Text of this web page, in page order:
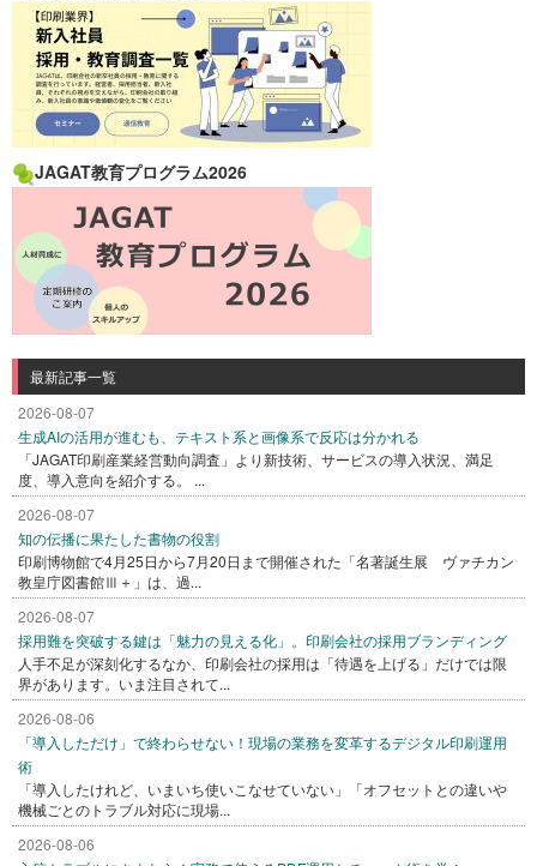
JAGAT教育プログラム2026
最新記事一覧
2026-08-07
生成AIの活用が進むも、テキスト系と画像系で反応は分かれる
「JAGAT印刷産業経営動向調査」より新技術、サービスの導入状況、満足
度、導入意向を紹介する。 ...
2026-08-07
知の伝播に果たした書物の役割
印刷博物館で4月25日から7月20日まで開催された「名著誕生展 ヴァチカン
教皇庁図書館Ⅲ＋」は、過...
2026-08-07
採用難を突破する鍵は「魅力の見える化」。印刷会社の採用ブランディング
人手不足が深刻化するなか、印刷会社の採用は「待遇を上げる」だけでは限
界があります。いま注目されて...
2026-08-06
「導入しただけ」で終わらせない！現場の業務を変革するデジタル印刷運用
術
「導入したけれど、いまいち使いこなせていない」「オフセットとの違いや
機械ごとのトラブル対応に現場...
2026-08-06